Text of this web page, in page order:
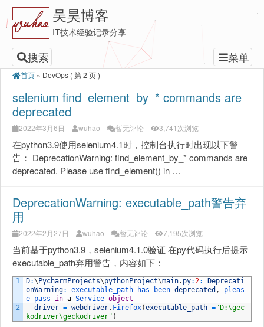
吴昊博客
IT技术经验记录分享
搜索 菜单
首页 » DevOps ( 第 2 页 )
selenium find_element_by_* commands are
deprecated
2022年3月6日 wuhao 暂无评论 3,741次浏览
在python3.9使用selenium4.1时，控制台执行时出现以下警
告： DeprecationWarning: find_element_by_* commands are
deprecated. Please use find_element() in …
DeprecationWarning: executable_path警告弃
用
2022年2月27日 wuhao 暂无评论 7,195次浏览
当前基于python3.9，selenium4.1.0验证 在py代码执行后提示
executable_path弃用警告，内容如下：
1
2
D:\ PycharmProjects\pythonProject\main. py:2:
Deprecati
onWarning: executable_path has been deprecated ,
pleas
e pass in a Service object
driver = webdriver. Firefox(executable_path ="D:\gec
kodriver\geckodriver" )